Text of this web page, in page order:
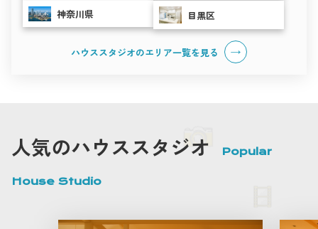
神奈川県 目黒区
ハウススタジオのエリア一覧を見る
人気のハウススタジオ Popular
House Studio